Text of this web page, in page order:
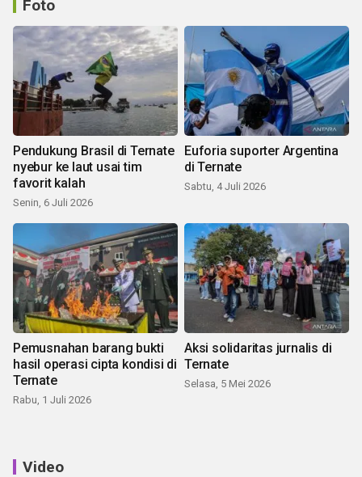
Foto
Pendukung Brasil di Ternate
nyebur ke laut usai tim
favorit kalah
Senin, 6 Juli 2026
Euforia suporter Argentina
di Ternate
Sabtu, 4 Juli 2026
Pemusnahan barang bukti
hasil operasi cipta kondisi di
Ternate
Rabu, 1 Juli 2026
Aksi solidaritas jurnalis di
Ternate
Selasa, 5 Mei 2026
Video